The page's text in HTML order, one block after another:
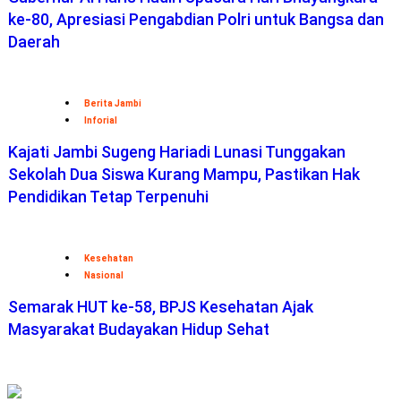
ke-80, Apresiasi Pengabdian Polri untuk Bangsa dan
Daerah
Berita Jambi
Inforial
Kajati Jambi Sugeng Hariadi Lunasi Tunggakan
Sekolah Dua Siswa Kurang Mampu, Pastikan Hak
Pendidikan Tetap Terpenuhi
Kesehatan
Nasional
Semarak HUT ke-58, BPJS Kesehatan Ajak
Masyarakat Budayakan Hidup Sehat